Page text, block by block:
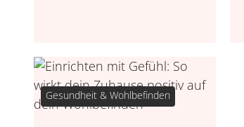
Gesundheit & Wohlbefinden